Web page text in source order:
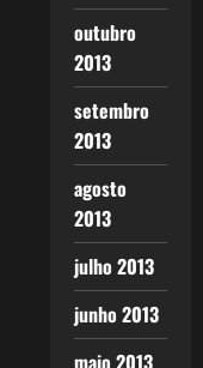
outubro
2013
setembro
2013
agosto
2013
julho 2013
junho 2013
maio 2013